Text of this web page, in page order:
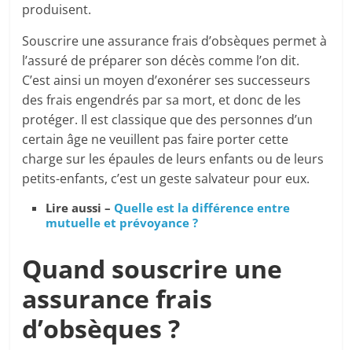
produisent.
Souscrire une assurance frais d’obsèques permet à
l’assuré de préparer son décès comme l’on dit.
C’est ainsi un moyen d’exonérer ses successeurs
des frais engendrés par sa mort, et donc de les
protéger. Il est classique que des personnes d’un
certain âge ne veuillent pas faire porter cette
charge sur les épaules de leurs enfants ou de leurs
petits-enfants, c’est un geste salvateur pour eux.
Lire aussi – Quelle est la différence entre
mutuelle et prévoyance ?
Quand souscrire une
assurance frais
d’obsèques ?